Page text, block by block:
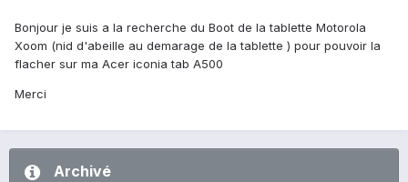
Bonjour je suis a la recherche du Boot de la tablette Motorola
Xoom (nid d'abeille au demarage de la tablette ) pour pouvoir la
flacher sur ma Acer iconia tab A500
Merci
Archivé